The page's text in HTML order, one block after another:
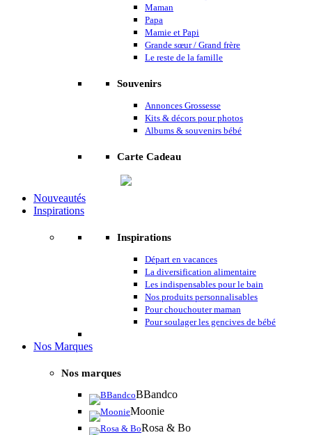
Maman
Papa
Mamie et Papi
Grande sœur / Grand frère
Le reste de la famille
Souvenirs
Annonces Grossesse
Kits & décors pour photos
Albums & souvenirs bébé
Carte Cadeau
Nouveautés
Inspirations
Inspirations
Départ en vacances
La diversification alimentaire
Les indispensables pour le bain
Nos produits personnalisables
Pour chouchouter maman
Pour soulager les gencives de bébé
Nos Marques
Nos marques
BBandco
Moonie
Rosa & Bo